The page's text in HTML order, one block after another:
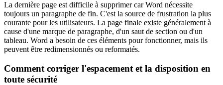
La dernière page est difficile à supprimer car Word nécessite
toujours un paragraphe de fin. C'est la source de frustration la plus
courante pour les utilisateurs. La page finale existe généralement à
cause d'une marque de paragraphe, d'un saut de section ou d'un
tableau. Word a besoin de ces éléments pour fonctionner, mais ils
peuvent être redimensionnés ou reformatés.
Comment corriger l'espacement et la disposition en
toute sécurité